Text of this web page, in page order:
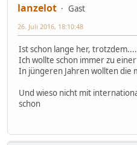
lanzelot
Gast
26. Juli 2016, 18:10:48
Ist schon lange her,
Ich wollte schon immer zu
In jüngeren Jahren wollten die
Und wieso nicht mit
schon